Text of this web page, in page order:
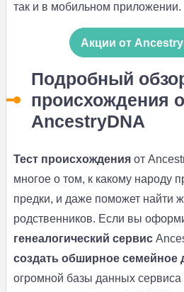
так и в мобильном приложении.
Акции от
Подробный
происхождения
AncestryDNA
Тест происхожденияот
многое о том, к какому народу
предки, и даже поможет найти
родственников. Если вы
генеалогический сервис
создать обширное семейное
огромной базы данных